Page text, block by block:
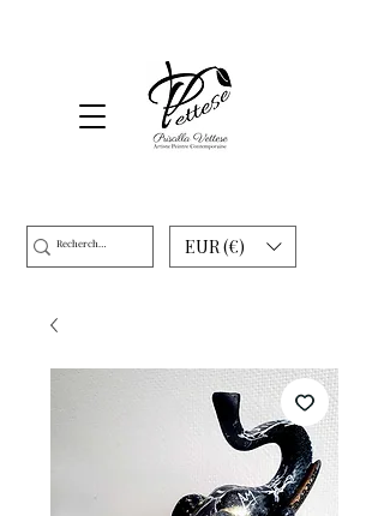
EUR (€)